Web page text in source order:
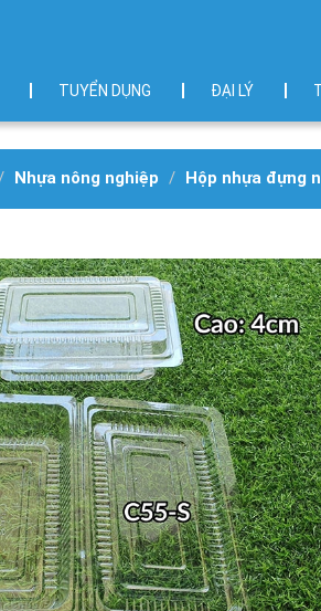
TUYỂN DỤNG ĐẠI LÝ
Nhựa nông nghiệp Hộp nhựa đựng